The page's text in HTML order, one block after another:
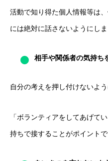
活動で知り得た個人情報等は
には絶対に話さないようにしま
相手や関係者の気持ち
自分の考えを押し付けないよう
「ボランティアをしてあげて
持ちで接することがポイントで